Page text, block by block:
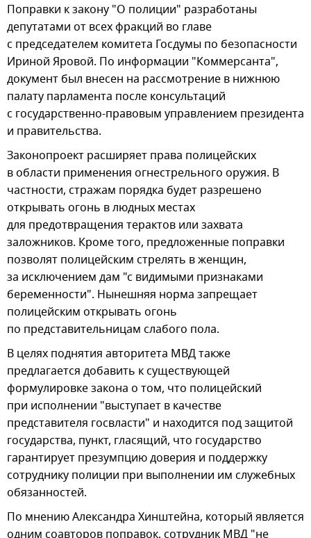
Поправки к закону "О полиции" разработаны
депутатами от всех фракций во главе
с председателем комитета Госдумы по безопасности
Ириной Яровой. По информации "Коммерсанта",
документ был внесен на рассмотрение в нижнюю
палату парламента после консультаций
с государственно-правовым управлением президента
и правительства.
Законопроект расширяет права полицейских
в области применения огнестрельного оружия. В
частности, стражам порядка будет разрешено
открывать огонь в людных местах
для предотвращения терактов или захвата
заложников. Кроме того, предложенные поправки
позволят полицейским стрелять в женщин,
за исключением дам "с видимыми признаками
беременности". Нынешняя норма запрещает
полицейским открывать огонь
по представительницам слабого пола.
В целях поднятия авторитета МВД также
предлагается добавить к существующей
формулировке закона о том, что полицейский
при исполнении "выступает в качестве
представителя госвласти" и находится под защитой
государства, пункт, гласящий, что государство
гарантирует презумпцию доверия и поддержку
сотруднику полиции при выполнении им служебных
обязанностей.
По мнению Александра Хинштейна, который является
одним соавторов поправок, сотрудник МВД "не